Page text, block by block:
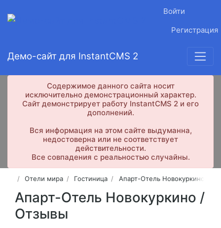
Войти
Регистрация
Демо-сайт для InstantCMS 2
Содержимое данного сайта носит
исключительно демонстрационный характер.
Сайт демонстрирует работу InstantCMS 2 и его
дополнений.
Вся информация на этом сайте выдуманна,
недостоверна или не соответствует
действительности.
Все совпадения с реальностью случайны.
Отели мира Гостиница Апарт-Отель Новокуркино
Апарт-Отель Новокуркино /
Отзывы